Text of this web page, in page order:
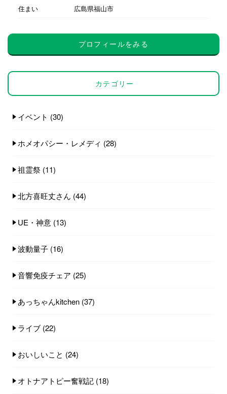
住まい 広島県福山市
プロフィールをみる
カテゴリー
イベント (30)
ホメオパシー・レメディ (28)
祖霊祭 (11)
北方喜旺丈さん (44)
UE・神意 (13)
波動量子 (16)
音響免疫チェア (25)
あっちゃんkitchen (37)
ライブ (22)
おいしいこと (24)
オトナアトピー奮戦記 (18)